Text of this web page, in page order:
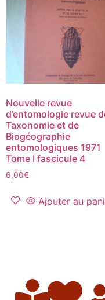
Nouvelle revue
d’entomologie revue
Taxonomie et de
Biogéographie
entomologiques 1971
Tome I fascicule 4
6,00€
Ajouter au